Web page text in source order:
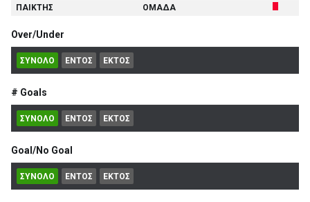
ΠΑΙΚΤΗΣ ΟΜΑΔΑ
Over/Under
ΣΥΝΟΛΟ ΕΝΤΟΣ ΕΚΤΟΣ
# Goals
ΣΥΝΟΛΟ ΕΝΤΟΣ ΕΚΤΟΣ
Goal/No Goal
ΣΥΝΟΛΟ ΕΝΤΟΣ ΕΚΤΟΣ